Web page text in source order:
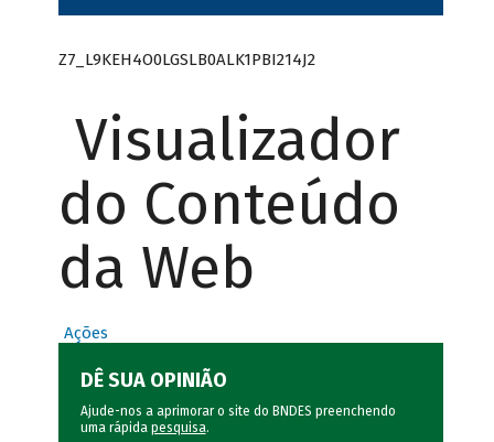
Z7_L9KEH4O0LGSLB0ALK1PBI214J2
Visualizador
do Conteúdo
da Web
Ações
DÊ SUA OPINIÃO
Ajude-nos a aprimorar o site do BNDES preenchendo
uma rápida pesquisa.